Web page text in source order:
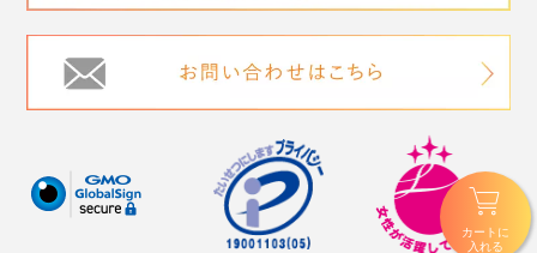
カートに
入れる